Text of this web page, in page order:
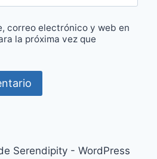
correo electrónico y web en
la próxima vez que
Serendipity - WordPress